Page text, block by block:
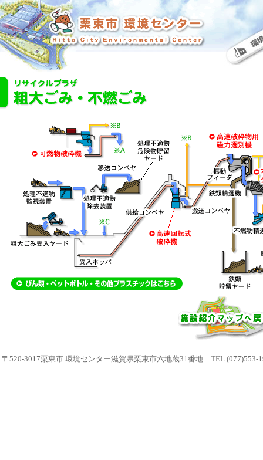
〒520-3017栗東市 環境センター滋賀県栗東市六地蔵31番地 TEL.(077)553-